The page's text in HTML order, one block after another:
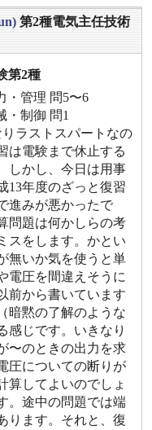
第2種電気主任技術
第2種
・管理 問5〜6
・制御 問1
ラストスパートなの
は電験まで休止する
しかし、今日は用事
13年度のざっと復習
進みが悪かったで
問題は何かしらの考
スをします。かとい
無いか気を使うと単
電圧を間違えそうに
前から書いています
暗黙の了解のような
感じです。いきなり
〜のときの出力を求
圧についての断りが
算してよいのでしょ
。途中の問題では端
ります。それと、復